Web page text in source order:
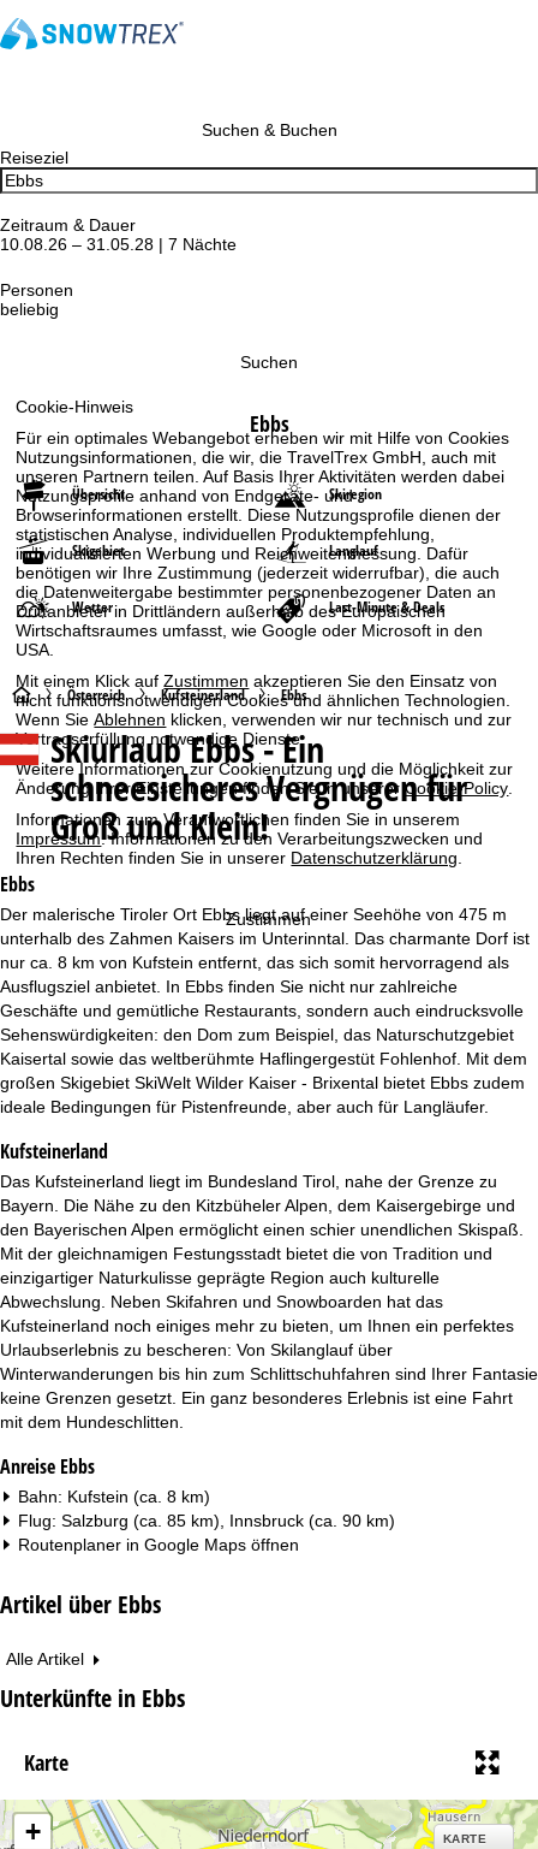
Cookie-Hinweis
Für ein optimales Webangebot erheben wir mit Hilfe von Cookies
Nutzungsinformationen, die wir, die TravelTrex GmbH, auch mit
unseren Partnern teilen. Auf Basis Ihrer Aktivitäten werden dabei
Nutzungsprofile anhand von Endgeräte- und
Browserinformationen erstellt. Diese Nutzungsprofile dienen der
statistischen Analyse, individuellen Produktempfehlung,
individualisierten Werbung und Reichweitenmessung. Dafür
benötigen wir Ihre Zustimmung (jederzeit widerrufbar), die auch
die Datenweitergabe bestimmter personenbezogener Daten an
Drittanbieter in Drittländern außerhalb des Europäischen
Wirtschaftsraumes umfasst, wie Google oder Microsoft in den
USA.
Mit einem Klick aufZustimmen akzeptieren Sie den Einsatz von
nicht funktionsnotwendigen Cookies und ähnlichen Technologien.
Wenn SieAblehnen klicken, verwenden wir nur technisch und zur
Vertragserfüllung notwendige Dienste.
Weitere Informationen zur Cookienutzung und die Möglichkeit zur
Änderung Ihrer Einstellungen finden Sie in unsererCookie-Policy
Informationen zum Verantwortlichen finden Sie in unserem
Impressum. Informationen zu den Verarbeitungszwecken und
Ihren Rechten finden Sie in unserer Datenschutzerklärung
Zustimmen
Suchen & Buchen
Reiseziel
Zeitraum & Dauer
10.08.26 – 31.05.28 | 7 Nächte
Personen
beliebig
Suchen
Ebbs
Übersicht Skiregion
Skigebiet Langlauf
Wetter Last-Minute & Deals
S
t
a
r
t
s
e
i
t
Österreich Kufsteinerland Ebbs
SkiurlaubEbbs - Ein
schneesicheres Vergnügen für
Groß und Klein!
Ebbs
Der malerische Tiroler Ort Ebbs liegt auf einer Seehöhe von 475 m
unterhalb des Zahmen Kaisers im Unterinntal. Das charmante Dorf ist
nur ca. 8 km von Kufstein entfernt, das sich somit hervorragend als
Ausflugsziel anbietet. In Ebbs finden Sie nicht nur zahlreiche
Geschäfte und gemütliche Restaurants, sondern auch eindrucksvolle
Sehenswürdigkeiten: den Dom zum Beispiel, das Naturschutzgebiet
Kaisertal sowie das weltberühmte Haflingergestüt Fohlenhof. Mit dem
großen Skigebiet SkiWelt Wilder Kaiser - Brixental bietet Ebbs zudem
ideale Bedingungen für Pistenfreunde, aber auch für Langläufer.
Kufsteinerland
Das Kufsteinerland liegt im Bundesland Tirol, nahe der Grenze zu
Bayern. Die Nähe zu den Kitzbüheler Alpen, dem Kaisergebirge und
den Bayerischen Alpen ermöglicht einen schier unendlichen Skispaß.
Mit der gleichnamigen Festungsstadt bietet die von Tradition und
einzigartiger Naturkulisse geprägte Region auch kulturelle
Abwechslung. Neben Skifahren und Snowboarden hat das
Kufsteinerland noch einiges mehr zu bieten, um Ihnen ein perfektes
Urlaubserlebnis zu bescheren: Von Skilanglauf über
Winterwanderungen bis hin zum Schlittschuhfahren sind Ihrer Fantasie
keine Grenzen gesetzt. Ein ganz besonderes Erlebnis ist eine Fahrt
mit dem Hundeschlitten.
Anreise Ebbs
Bahn: Kufstein (ca. 8 km)
Flug: Salzburg (ca. 85 km), Innsbruck (ca. 90 km)
Routenplaner in Google Maps öffnen
Artikel über Ebbs
Alle Artikel
Unterkünfte in Ebbs
Karte
+ KARTE